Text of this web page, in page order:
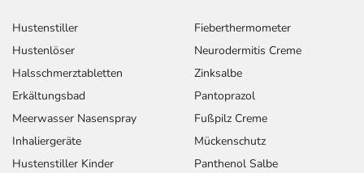
Hustenstiller
Hustenlöser
Halsschmerztabletten
Erkältungsbad
Meerwasser Nasenspray
Inhaliergeräte
Hustenstiller Kinder
Fieberthermometer
Neurodermitis Creme
Zinksalbe
Pantoprazol
Fußpilz Creme
Mückenschutz
Panthenol Salbe